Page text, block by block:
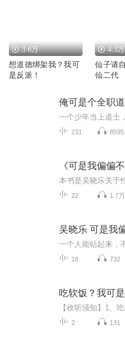
3.6万
想道德绑架我？我可
是反派！
4.3万
仙子请
仙二代
俺可是个全职
231 8595
《可是我偏偏
22 1.7万
吴晓乐 可是我
18 732
吃软饭？我可
2 131